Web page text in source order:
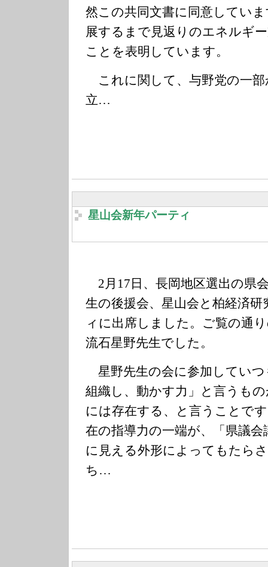
然この共同文書に同意してい
展するまで見返りのエネルギ
ことを表明しています。
これに関して、与野党の一部
立…
星山会新年パーティ
2月17日、長岡地区選出の県
生の後援会、星山会と柏経済
ィに出席しました。ご覧の通
流石星野先生でした。
星野先生の会に参加してい
組織し、動かす力」と言うも
には存在する、と言うことで
在の指導力の一端が、「県議
に見える外形によってもたら
ち…